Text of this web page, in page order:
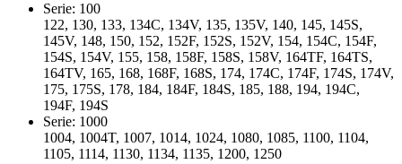
Serie: 100
122, 130, 133, 134C, 134V, 135, 135V, 140, 145, 145S,
145V, 148, 150, 152, 152F, 152S, 152V, 154, 154C, 154F,
154S, 154V, 155, 158, 158F, 158S, 158V, 164TF, 164TS,
164TV, 165, 168, 168F, 168S, 174, 174C, 174F, 174S, 174V,
175, 175S, 178, 184, 184F, 184S, 185, 188, 194, 194C,
194F, 194S
Serie: 1000
1004, 1004T, 1007, 1014, 1024, 1080, 1085, 1100, 1104,
1105, 1114, 1130, 1134, 1135, 1200, 1250